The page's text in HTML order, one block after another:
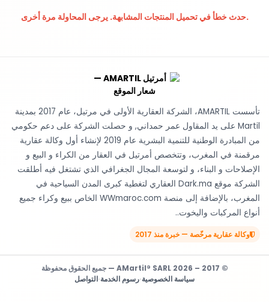
حدث خطأ في تحميل المنتجات المشابهة. يرجى المحاولة مرة أخرى.
تأسست AMARTIL، الشركة العقارية الأولى في مرتيل، عام 2017 بمدينة
Martil على يد المقاول عمر حمداني, و حصلت الشركة على دعم حكومي
من المبادرة الوطنية للتنمية البشرية عام 2019 لإنشاء أول وكالة عقارية
مرقمنة في المغرب، وتتخصص أمرتيل في العقار من الكراء و البيع و
الإصلاحات و البناء، و لتوسعة المجال الجغرافي الذي تشتغل فيه أطلقت
الشركة موقع Dark.ma العقاري لتغطية كبرى المدن السياحية في
المغرب، بالإضافة إلى منصة WWmaroc.com الخاص ببيع وكراء جميع
أنواع المركبات واليخوت..
وكالة عقارية مرخّصة — خبرة منذ 2017
© 2017 – 2026 AMartil® SARL — جميع الحقوق محفوظة
سياسة الخصوصية·رسوم الخدمة·التواصل